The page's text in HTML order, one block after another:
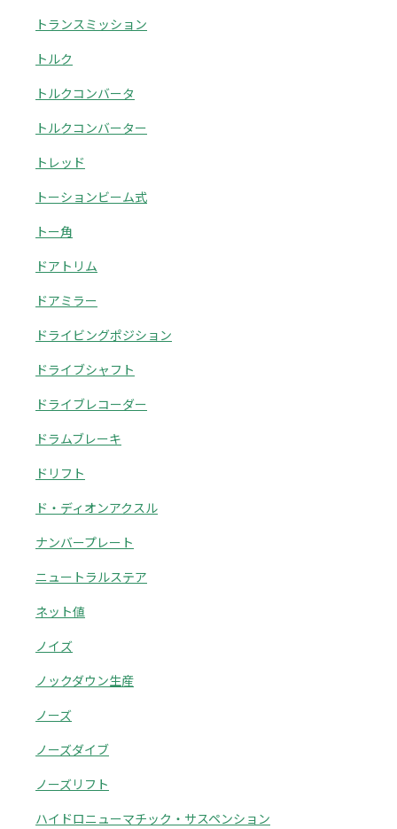
トランスミッション
トルク
トルクコンバータ
トルクコンバーター
トレッド
トーションビーム式
トー角
ドアトリム
ドアミラー
ドライビングポジション
ドライブシャフト
ドライブレコーダー
ドラムブレーキ
ドリフト
ド・ディオンアクスル
ナンバープレート
ニュートラルステア
ネット値
ノイズ
ノックダウン生産
ノーズ
ノーズダイブ
ノーズリフト
ハイドロニューマチック・サスペンション